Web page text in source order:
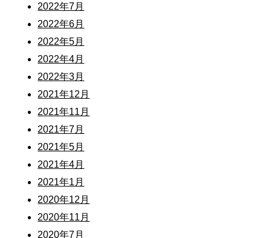
2022年7月
2022年6月
2022年5月
2022年4月
2022年3月
2021年12月
2021年11月
2021年7月
2021年5月
2021年4月
2021年1月
2020年12月
2020年11月
2020年7月